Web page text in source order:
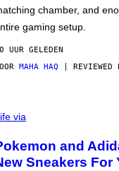
chamber, and
gaming setup.
UUR GELEDEN
MAHA HAQ | REVIEWED
via
and
Sneakers For